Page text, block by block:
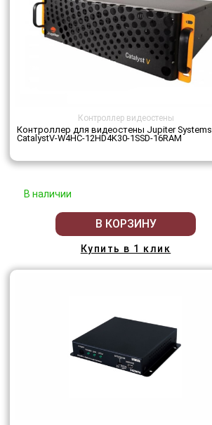
Контроллер видеостены
Контроллер для видеостены Jupiter Systems
CatalystV-W4HC-12HD4K30-1SSD-16RAM
В наличии
В КОРЗИНУ
Купить в 1 клик